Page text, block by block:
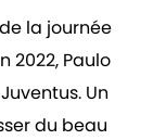
la journée
2022, Paulo
Un
du beau